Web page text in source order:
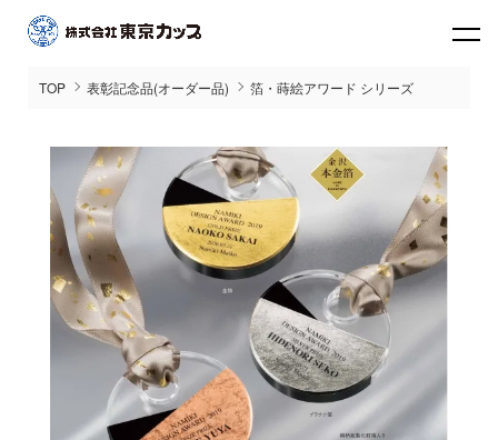
TOP 表彰記念品(オーダー品) 箔・蒔絵アワード シリーズ